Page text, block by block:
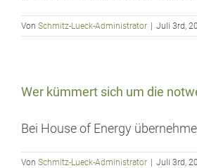
Von Schmitz-Lueck-Administrator Juli 3rd,
Wer kümmert sich um die
Bei House of Energy
Von Schmitz-Lueck-Administrator Juli 3rd,